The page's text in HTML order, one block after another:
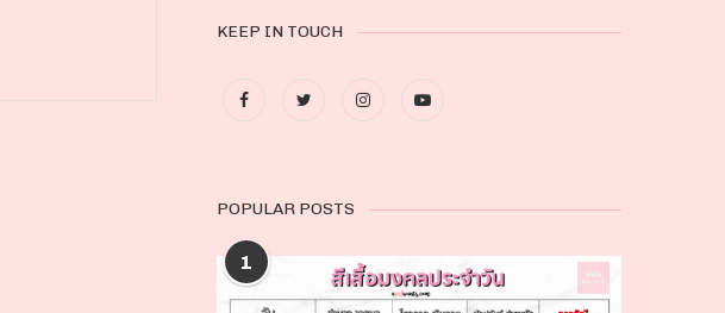
KEEP IN TOUCH
POPULAR POSTS
1